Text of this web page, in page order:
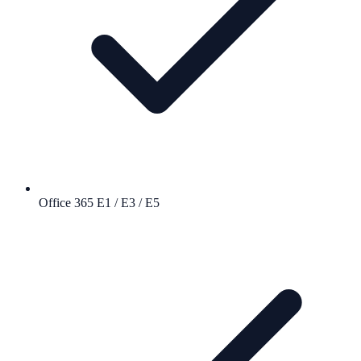
Office 365 E1 / E3 / E5